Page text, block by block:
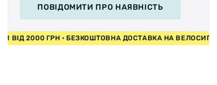
ПОВІДОМИТИ ПРО НАЯВНІСТЬ
ВІД 2000 ГРН • БЕЗКОШТОВНА ДОСТАВКА НА